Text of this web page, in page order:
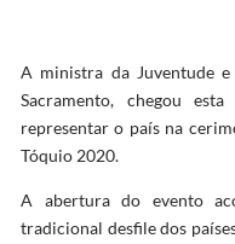
A ministra da Juventude
Sacramento, chegou
representar o país na
Tóquio 2020.
A abertura do evento
tradicional desfile dos